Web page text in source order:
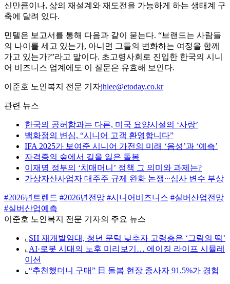
신만큼이나, 삶의 재설계와 재도전을 가능하게 하는 생태계 구
축에 달려 있다.
민텔은 보고서를 통해 다음과 같이 묻는다. “브랜드는 사람들
의 나이를 세고 있는가, 아니면 그들의 변화하는 여정을 함께
가고 있는가?”라고 말이다. 초고령사회로 진입한 한국의 시니
어 비즈니스 업계에도 이 질문은 유효해 보인다.
이준호 노인복지 전문 기자jhlee@etoday.co.kr
관련 뉴스
한국의 공허함과는 다른, 미국 요양시설의 ‘사랑’
백화점의 변심, “시니어 고객 환영합니다”
IFA 2025가 보여준 시니어 가전의 미래 ‘음성’과 ‘예측’
자격증의 숲에서 길을 잃은 돌봄
이재명 정부의 ‘치매머니’ 정책 그 의미와 과제는?
가상자산사업자 대주주 규제 완화 논쟁∙∙∙심사 변수 부상
#2026년트렌드 #2026년전망 #시니어비즈니스 #실버산업전망
#실버산업예측
이준호 노인복지 전문 기자의 주요 뉴스
⌞ SH 재개발임대, 청년 문턱 낮추자 고령층은 ‘그림의 떡’
⌞ AI·로봇 시대의 노후 미리보기… 에이징 라이프 시뮬레
이션
⌞ “추천했더니 구매” 日 돌봄 현장 종사자 91.5%가 경험